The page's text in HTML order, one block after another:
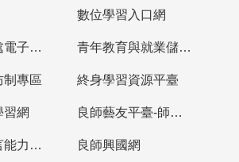
數位學習入口網
教育部統計處電子書櫃 青年教育與就業儲蓄帳戶
制專區 終身學習資源平臺
習網 良師藝友平臺-師資培育整合平臺
臺灣台語語言能力認證網站
良師興國網